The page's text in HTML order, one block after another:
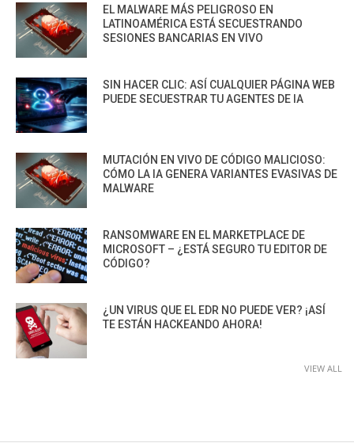
EL MALWARE MÁS PELIGROSO EN
LATINOAMÉRICA ESTÁ SECUESTRANDO
SESIONES BANCARIAS EN VIVO
SIN HACER CLIC: ASÍ CUALQUIER PÁGINA WEB
PUEDE SECUESTRAR TU AGENTES DE IA
MUTACIÓN EN VIVO DE CÓDIGO MALICIOSO:
CÓMO LA IA GENERA VARIANTES EVASIVAS DE
MALWARE
RANSOMWARE EN EL MARKETPLACE DE
MICROSOFT – ¿ESTÁ SEGURO TU EDITOR DE
CÓDIGO?
¿UN VIRUS QUE EL EDR NO PUEDE VER? ¡ASÍ
TE ESTÁN HACKEANDO AHORA!
VIEW ALL